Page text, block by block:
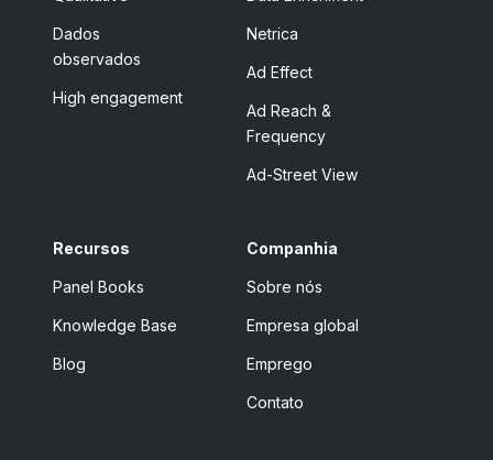
Dados
observados
High engagement
Netrica
Ad Effect
Ad Reach &
Frequency
Ad-Street View
Recursos
Panel Books
Knowledge Base
Blog
Companhia
Sobre nós
Empresa global
Emprego
Contato